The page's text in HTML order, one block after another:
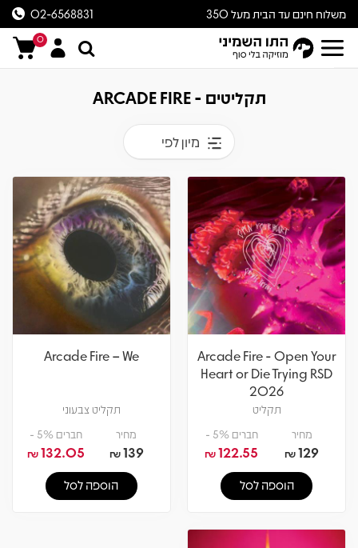
משלוח חינם עד הבית מעל 350
ש״ח
02-6568831
0
תקליטים - ARCADE FIRE
מיון לפי
Arcade Fire - Open Your
Heart or Die Trying RSD
2026
תקליט
מחיר
129
₪
חברים 5% -
122.55
₪
הוספה לסל
Arcade Fire – We
תקליט צבעוני
מחיר
139
₪
חברים 5% -
132.05
₪
הוספה לסל